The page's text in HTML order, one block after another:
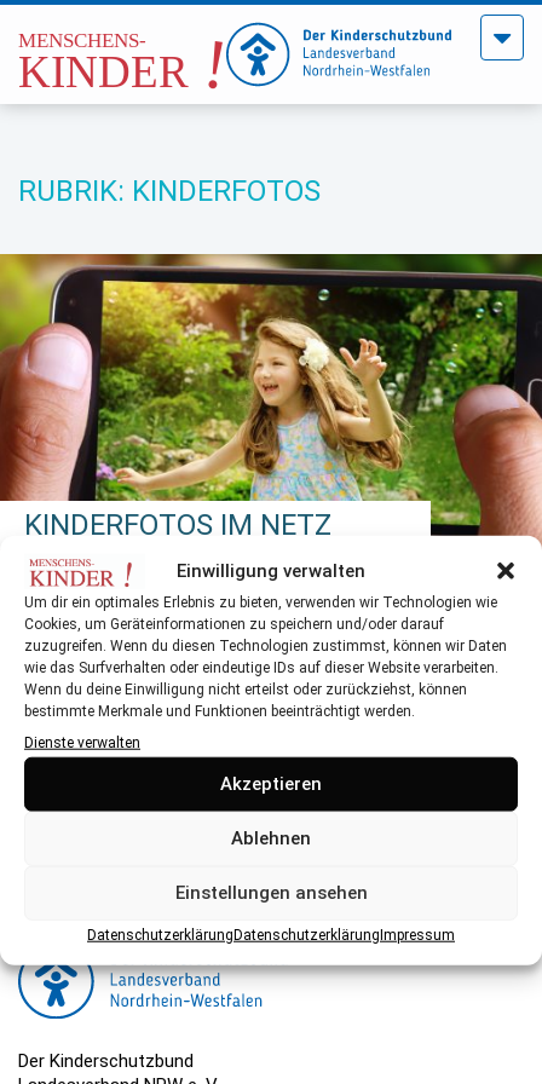
Einwilligung verwalten
Um dir ein optimales Erlebnis zu bieten, verwenden wir Technologien wie
Cookies, um Geräteinformationen zu speichern und/oder darauf
zuzugreifen. Wenn du diesen Technologien zustimmst, können wir Daten
wie das Surfverhalten oder eindeutige IDs auf dieser Website verarbeiten.
Wenn du deine Einwilligung nicht erteilst oder zurückziehst, können
bestimmte Merkmale und Funktionen beeinträchtigt werden.
Dienste verwalten
Akzeptieren
Ablehnen
Einstellungen ansehen
DatenschutzerklärungDatenschutzerklärungImpressum
Menü
RUBRIK: KINDERFOTOS
KINDERFOTOS IM NETZ
Nur mit Bedacht und Vorsicht posten und teilen
Herausgeber:
Der Kinderschutzbund NRW ist eine gemeinnützige
Organisation, die ihre Arbeit hauptsächlich über Spenden
finanziert. Hier können Sie spenden.
Der Kinderschutzbund